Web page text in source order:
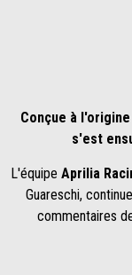
Conçue à
s'est
L'équipe Aprilia
Guareschi,
commentaires